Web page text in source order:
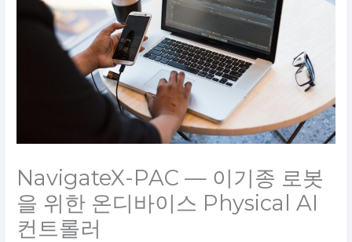
NavigateX-PAC — 이기종 로봇
을 위한 온디바이스 Physical AI
컨트롤러